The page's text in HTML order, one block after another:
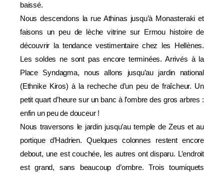
baissé.
Nous descendons la rue Athinas jusqu’à Monasteraki et
faisons un peu de lèche vitrine sur Ermou histoire de
découvrir la tendance vestimentaire chez les Hellènes.
Les soldes ne sont pas encore terminées. Arrivés à la
Place Syndagma, nous allons jusqu’au jardin national
(Ethnike Kiros) à la recheche d’un peu de fraîcheur. Un
petit quart d’heure sur un banc à l’ombre des gros arbres :
enfin un peu de douceur !
Nous traversons le jardin jusqu’au temple de Zeus et au
portique d’Hadrien. Quelques colonnes restent encore
debout, une est couchée, les autres ont disparu. L’endroit
est grand, sans beaucoup d’ombre. Trois tourniquets